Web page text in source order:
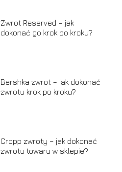
Zwrot Reserved – jak
dokonać go krok po kroku?
Bershka zwrot – jak dokonać
zwrotu krok po kroku?
Cropp zwroty – jak dokonać
zwrotu towaru w sklepie?